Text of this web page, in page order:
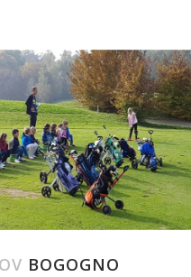
BOGOGNO